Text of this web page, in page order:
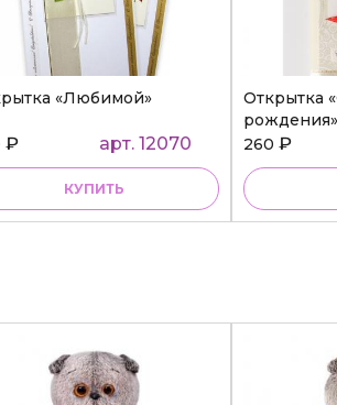
«Любимой»
₽ арт. 12070
КУПИТЬ
Открытка
рождения»
260 ₽